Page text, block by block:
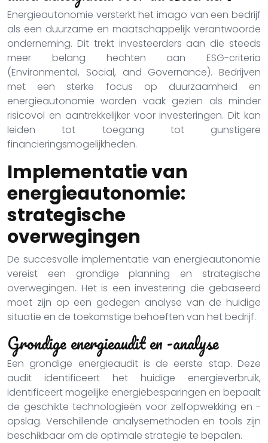
Energieautonomie versterkt het imago van een bedrijf
als een duurzame en maatschappelijk verantwoorde
onderneming. Dit trekt investeerders aan die steeds
meer belang hechten aan ESG-criteria
(Environmental, Social, and Governance). Bedrijven
met een sterke focus op duurzaamheid en
energieautonomie worden vaak gezien als minder
risicovol en aantrekkelijker voor investeringen. Dit kan
leiden tot toegang tot gunstigere
financieringsmogelijkheden.
Implementatie van
energieautonomie:
strategische
overwegingen
De succesvolle implementatie van energieautonomie
vereist een grondige planning en strategische
overwegingen. Het is een investering die gebaseerd
moet zijn op een gedegen analyse van de huidige
situatie en de toekomstige behoeften van het bedrijf.
Grondige energieaudit en -analyse
Een grondige energieaudit is de eerste stap. Deze
audit identificeert het huidige energieverbruik,
identificeert mogelijke energiebesparingen en bepaalt
de geschikte technologieën voor zelfopwekking en -
opslag. Verschillende analysemethoden en tools zijn
beschikbaar om de optimale strategie te bepalen.